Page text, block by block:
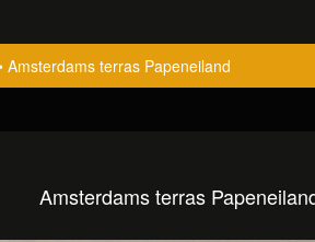
Amsterdams terras Papeneiland
Amsterdams terras